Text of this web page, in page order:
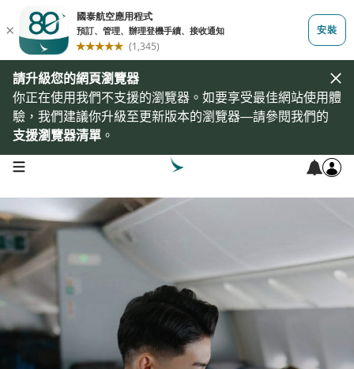
請升級您的網頁瀏覽器
你正在使用我們不支援的瀏覽器。如要享受最佳網站使用體
驗，我們建議你升級至更新版本的瀏覽器—請參閱我們的
支援瀏覽器清單 。
open navigation menu